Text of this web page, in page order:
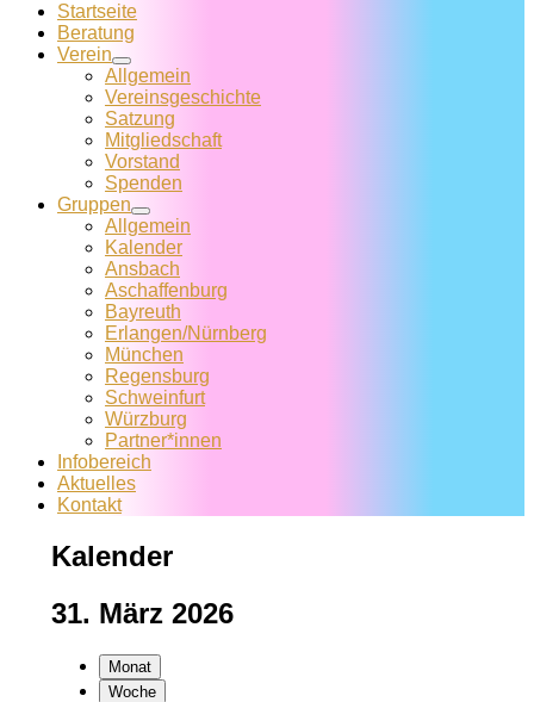
Startseite
Beratung
Verein
Allgemein
Vereins­geschichte
Satzung
Mitglied­schaft
Vorstand
Spenden
Gruppen
Allgemein
Kalender
Ansbach
Aschaffenburg
Bayreuth
Erlangen/Nürnberg
München
Regensburg
Schweinfurt
Würzburg
Partner*innen
Infobereich
Aktuelles
Kontakt
Kalender
31. März 2026
Monat
Woche